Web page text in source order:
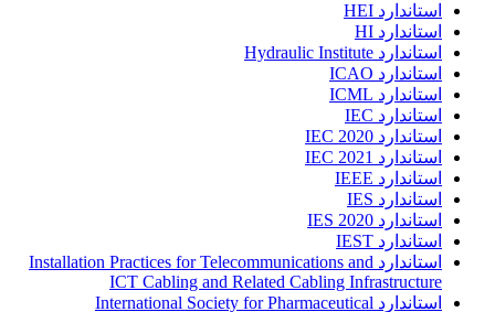
استاندارد HEI
استاندارد HI
استاندارد Hydraulic Institute
استاندارد ICAO
استاندارد ICML
استاندارد IEC
استاندارد IEC 2020
استاندارد IEC 2021
استاندارد IEEE
استاندارد IES
استاندارد IES 2020
استاندارد IEST
استاندارد Installation Practices for Telecommunications and
ICT Cabling and Related Cabling Infrastructure
استاندارد International Society for Pharmaceutical